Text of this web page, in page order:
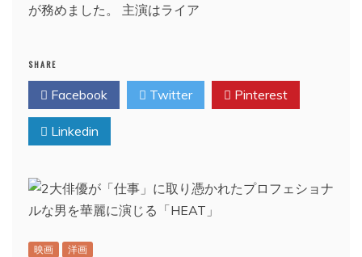
が務めました。 主演はライア
SHARE
Facebook Twitter Pinterest
Linkedin
映画 洋画